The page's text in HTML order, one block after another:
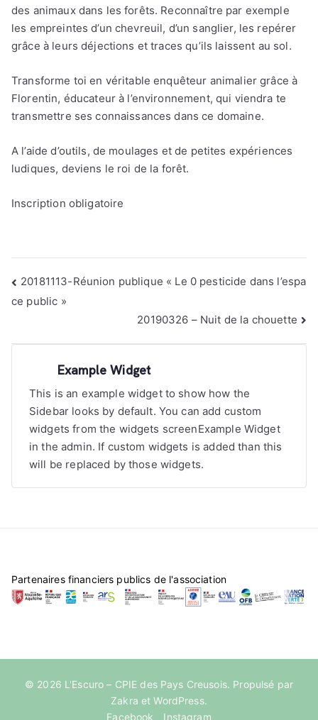
des animaux dans les forêts. Reconnaître par exemple
les empreintes d’un chevreuil, d’un sanglier, les repérer
grâce à leurs déjections et traces qu’ils laissent au sol.
Transforme toi en véritable enquêteur animalier grâce à
Florentin, éducateur à l’environnement, qui viendra te
transmettre ses connaissances dans ce domaine.
A l’aide d’outils, de moulages et de petites expériences
ludiques, deviens le roi de la forêt.
Inscription obligatoire
Navigation
de
20181113-Réunion publique « Le 0 pesticide dans l’espa
ce public »
20190326 – Nuit de la chouette
Example Widget
This is an example widget to show how the
Sidebar looks by default. You can add custom
widgets from the widgets screenExample Widget
in the admin. If custom widgets is added than this
will be replaced by those widgets.
Partenaires financiers publics de l'association
© 2026 L'Escuro – CPIE des Pays Creusois. Propulsé par
Zakra etWordPress.
Facebook
Instagram